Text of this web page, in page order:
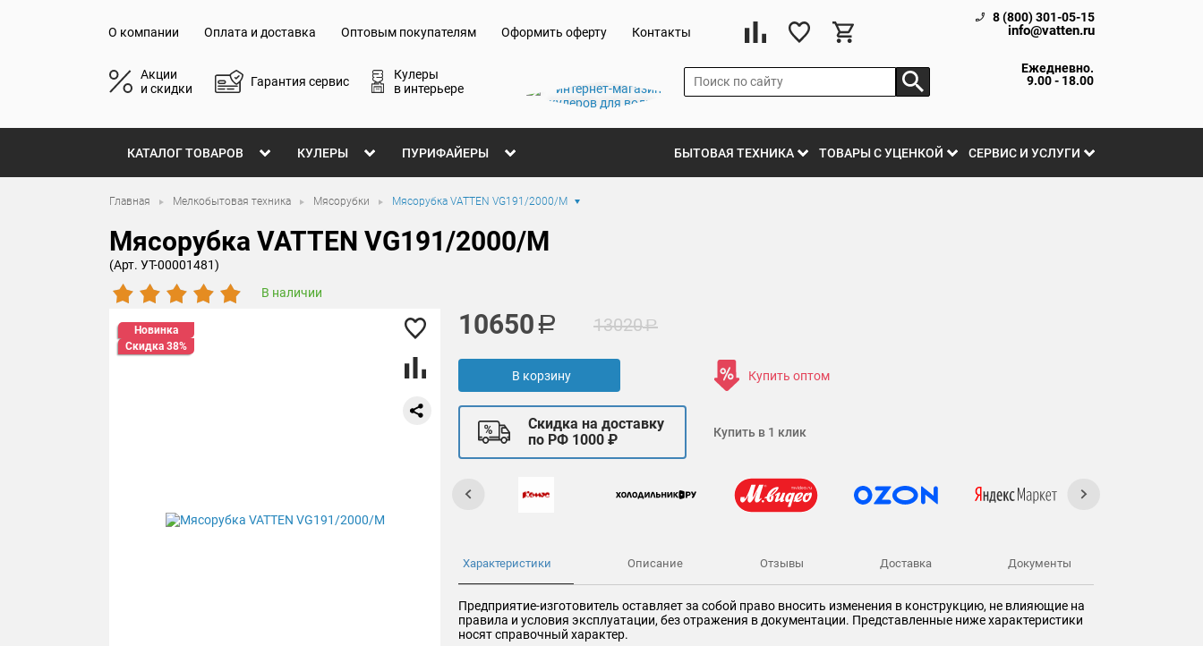
О компании Оплата и доставка Оптовым покупателям Оформить оферту Контакты
8 (800) 301-05-15
info@vatten.ru
Акции
и скидки
Гарантия сервис
Кулеры
в интерьере
Ежедневно.
9.00 - 18.00
КАТАЛОГ ТОВАРОВ КУЛЕРЫ ПУРИФАЙЕРЫ БЫТОВАЯ ТЕХНИКА ТОВАРЫ С УЦЕНКОЙ СЕРВИС И УСЛУГИ
Главная Мелкобытовая техника Мясорубки Мясорубка VATTEN VG191/2000/M
Мясорубка VATTEN VG191/2000/M
(Арт. УТ-00001481)
В наличии
Новинка
Скидка 38%
10650 13020
В корзину Купить оптом
Скидка на доставку
по РФ 1000 ₽
Купить в 1 клик
Характеристики Описание Отзывы Доставка Документы
Предприятие-изготовитель оставляет за собой право вносить изменения в конструкцию, не влияющие на
правила и условия эксплуатации, без отражения в документации. Представленные ниже характеристики
носят справочный характер.